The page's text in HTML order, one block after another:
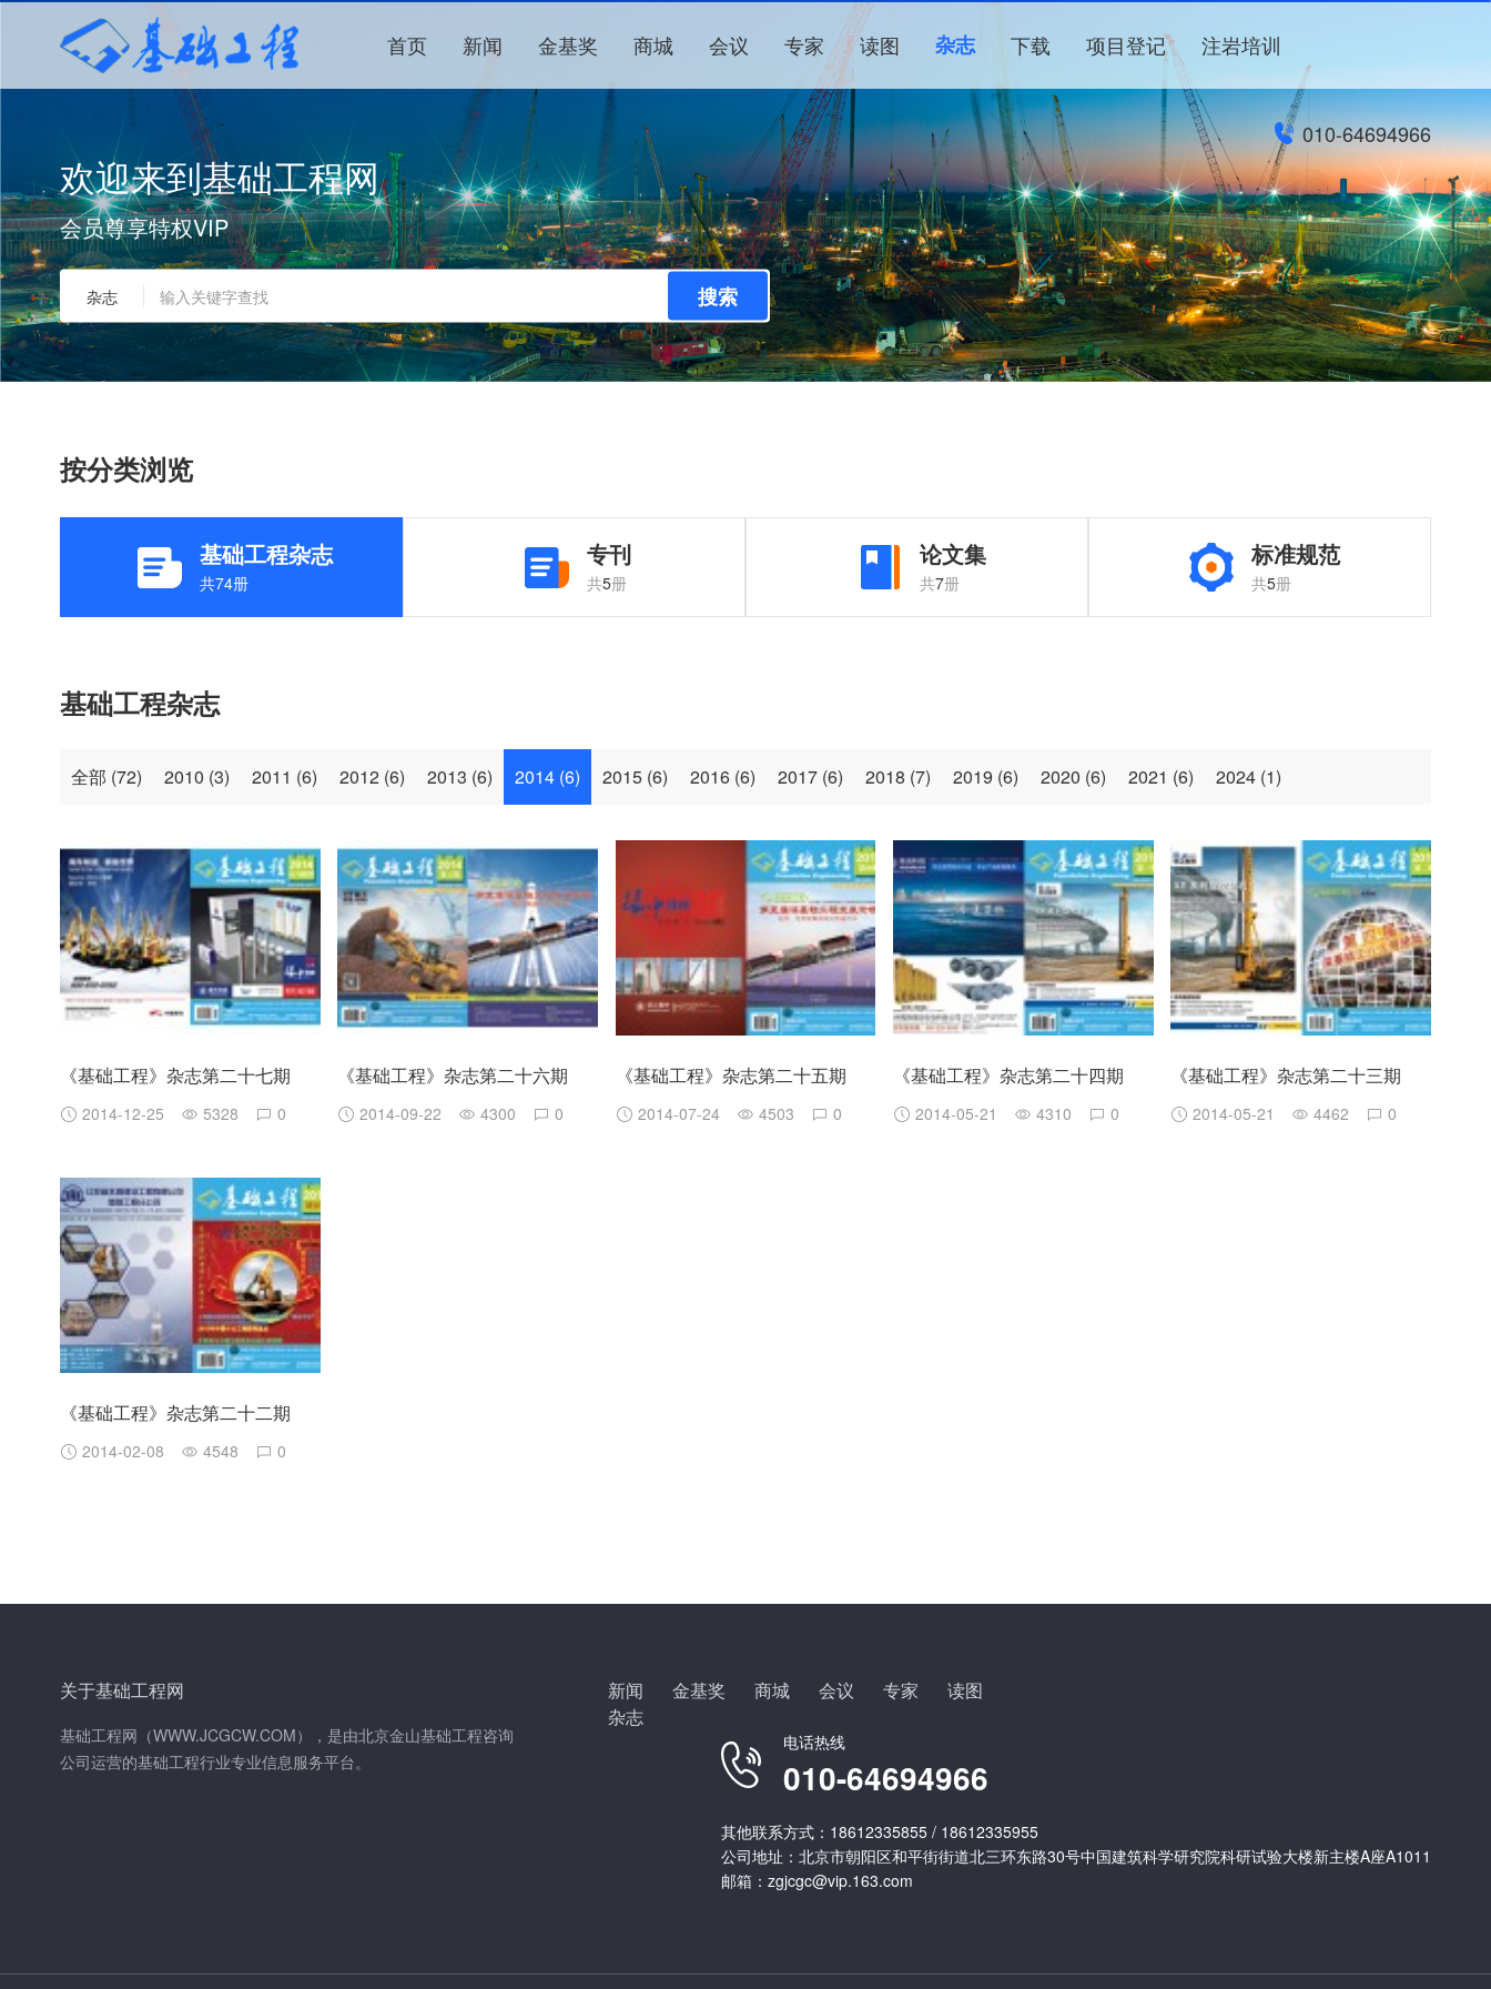
首页 新闻 金基奖 商城 会议 专家 读图 杂志 下载 项目登记 注岩培训
010-64694966
欢迎来到基础工程网
会员尊享特权VIP
杂志 搜索
按分类浏览
基础工程杂志
共74册
专刊
共5册
论文集
共7册
标准规范
共5册
基础工程杂志
全部 (72) 2010 (3) 2011 (6) 2012 (6) 2013 (6) 2014 (6) 2015 (6) 2016 (6) 2017 (6) 2018 (7) 2019 (6) 2020 (6) 2021 (6) 2024 (1)
《基础工程》杂志第二十七期
2014-12-25 5328 0
《基础工程》杂志第二十六期
2014-09-22 4300 0
《基础工程》杂志第二十五期
2014-07-24 4503 0
《基础工程》杂志第二十四期
2014-05-21 4310 0
《基础工程》杂志第二十三期
2014-05-21 4462 0
《基础工程》杂志第二十二期
2014-02-08 4548 0
关于基础工程网
基础工程网（WWW.JCGCW.COM），是由北京金山基础工程咨询
公司运营的基础工程行业专业信息服务平台。
新闻 金基奖 商城 会议 专家
读图
杂志
电话热线
010-64694966
其他联系方式：18612335855 / 18612335955
公司地址：北京市朝阳区和平街街道北三环东路30号中国建筑科学研究院科研试验大楼新主楼A座A1011
邮箱：zgjcgc@vip.163.com